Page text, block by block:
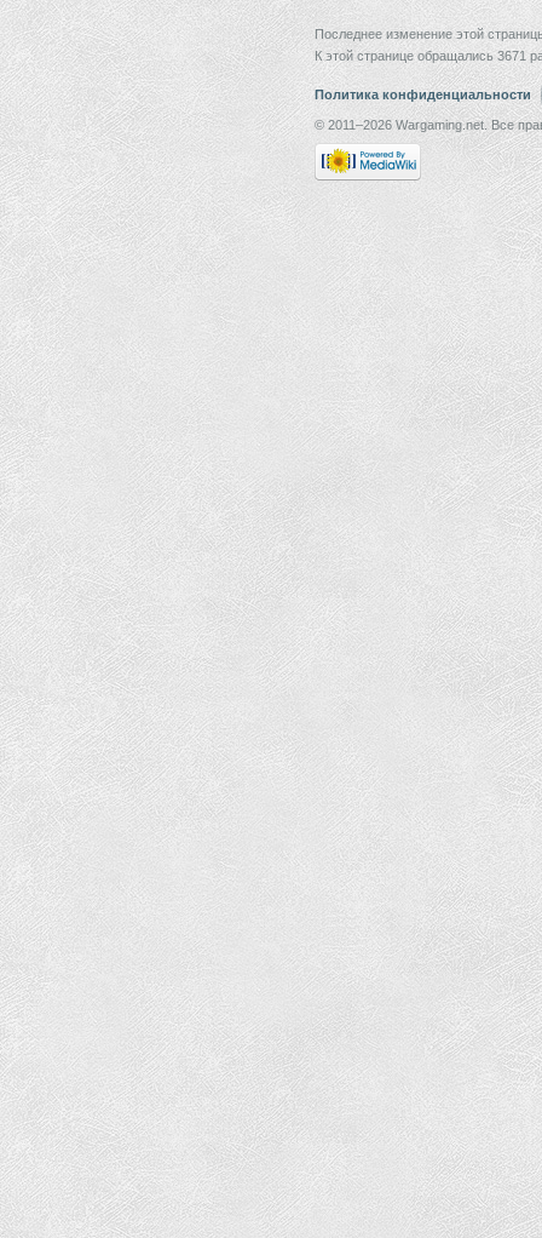
Последнее изменение этой
К этой странице обращались 3671
Политика конфиденциальности
© 2011–2026 Wargaming.net. Все